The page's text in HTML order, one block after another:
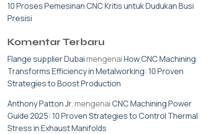
10 Proses Pemesinan CNC Kritis untuk Dudukan Busi
Presisi
Komentar Terbaru
Flange supplier DubaimengenaiHow CNC Machining
Transforms Efficiency in Metalworking: 10 Proven
Strategies to Boost Production
Anthony Patton Jr.mengenaiCNC Machining Power
Guide 2025: 10 Proven Strategies to Control Thermal
Stress in Exhaust Manifolds